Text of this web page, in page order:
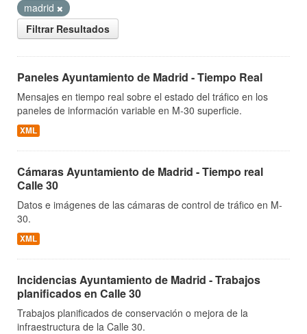
madrid
Filtrar Resultados
Paneles Ayuntamiento de Madrid - Tiempo Real
Mensajes en tiempo real sobre el estado del tráfico en los
paneles de información variable en M-30 superficie.
XML
Cámaras Ayuntamiento de Madrid - Tiempo real
Calle 30
Datos e imágenes de las cámaras de control de tráfico en M-
30.
XML
Incidencias Ayuntamiento de Madrid - Trabajos
planificados en Calle 30
Trabajos planificados de conservación o mejora de la
infraestructura de la Calle 30.